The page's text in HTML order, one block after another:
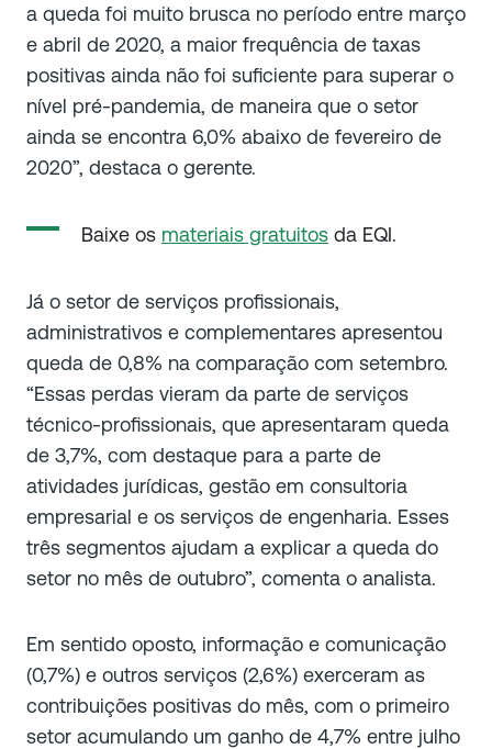
a queda foi muito brusca no período entre março
e abril de 2020, a maior frequência de taxas
positivas ainda não foi suficiente para superar o
nível pré-pandemia, de maneira que o setor
ainda se encontra 6,0% abaixo de fevereiro de
2020”, destaca o gerente.
Baixe os materiais gratuitos da EQI.
Já o setor de serviços profissionais,
administrativos e complementares apresentou
queda de 0,8% na comparação com setembro.
“Essas perdas vieram da parte de serviços
técnico-profissionais, que apresentaram queda
de 3,7%, com destaque para a parte de
atividades jurídicas, gestão em consultoria
empresarial e os serviços de engenharia. Esses
três segmentos ajudam a explicar a queda do
setor no mês de outubro”, comenta o analista.
Em sentido oposto, informação e comunicação
(0,7%) e outros serviços (2,6%) exerceram as
contribuições positivas do mês, com o primeiro
setor acumulando um ganho de 4,7% entre julho